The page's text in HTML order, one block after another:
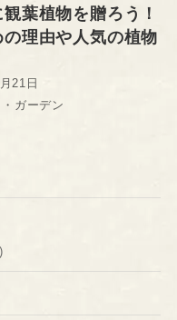
葉植物を贈ろう！
の理由や人気の植物
21日
ガーデン